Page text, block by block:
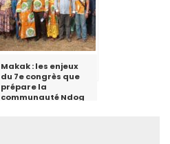
Makak : les enjeux
du 7e congrès que
prépare la
communauté Ndog